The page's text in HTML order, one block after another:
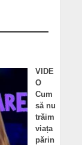
VIDE
O
Cum
să nu
trăim
viața
părin